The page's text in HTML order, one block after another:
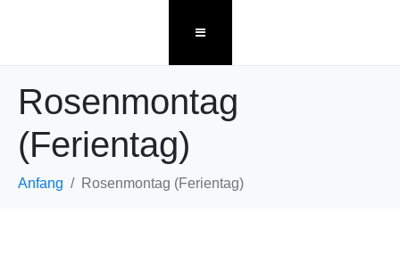
Rosenmontag
(Ferientag)
Anfang Rosenmontag (Ferientag)